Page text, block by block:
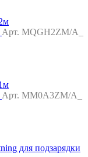
Арт. MQGH2ZM/A_
Арт. MM0A3ZM/A_